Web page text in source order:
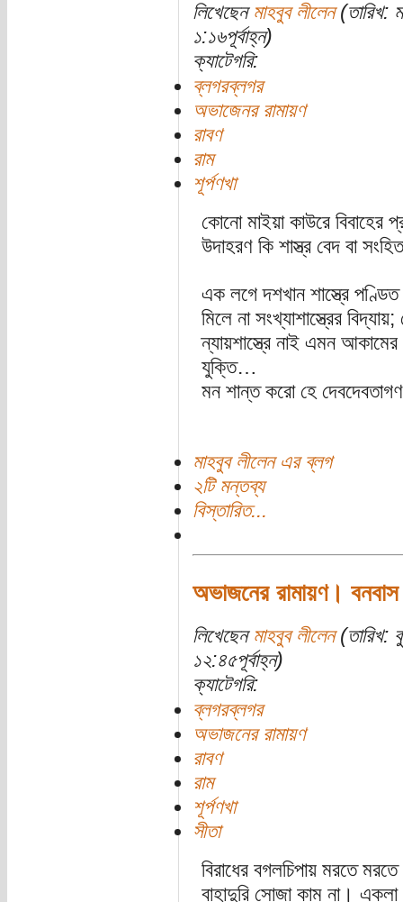
লিখেছেন মাহবুব লীলেন(তারিখ:
১:১৬পূর্বাহ্ন)
ক্যাটেগরি:
ব্লগরব্লগর
অভাজেনর রামায়ণ
রাবণ
রাম
শূর্পণখা
কোনো মাইয়া কাউরে বিবাহের
উদাহরণ কি শাস্ত্র বেদ বা
এক লগে দশখান শাস্ত্রে পণ্ডিত
মিলে না সংখ্যাশাস্ত্রের
ন্যায়শাস্ত্রে নাই এমন আকামের
যুক্তি…
মন শান্ত করো হে
মাহবুব লীলেন এর ব্লগ
২টি মন্তব্য
বিস্তারিত...
অভাজনের রামায়ণ।
লিখেছেন মাহবুব লীলেন(তারিখ:
১২:৪৫পূর্বাহ্ন)
ক্যাটেগরি:
ব্লগরব্লগর
অভাজনের রামায়ণ
রাবণ
রাম
শূর্পণখা
সীতা
বিরাধের বগলচিপায় মরতে মরতে
বাহাদুরি সোজা কাম না।